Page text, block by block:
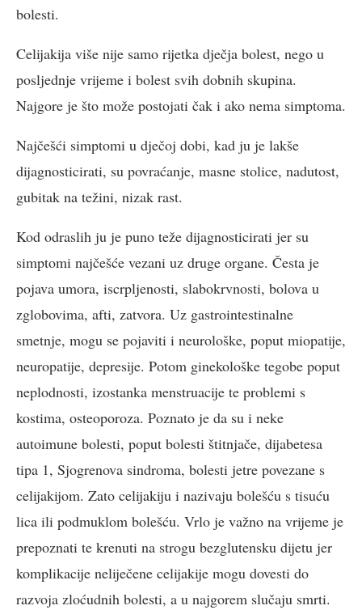
bolesti.
Celijakija više nije samo rijetka dječja bolest, nego u
posljednje vrijeme i bolest svih dobnih skupina.
Najgore je što može postojati čak i ako nema simptoma.
Najčešći simptomi u dječoj dobi, kad ju je lakše
dijagnosticirati, su povraćanje, masne stolice, nadutost,
gubitak na težini, nizak rast.
Kod odraslih ju je puno teže dijagnosticirati jer su
simptomi najčešće vezani uz druge organe. Česta je
pojava umora, iscrpljenosti, slabokrvnosti, bolova u
zglobovima, afti, zatvora. Uz gastrointestinalne
smetnje, mogu se pojaviti i neurološke, poput miopatije,
neuropatije, depresije. Potom ginekološke tegobe poput
neplodnosti, izostanka menstruacije te problemi s
kostima, osteoporoza. Poznato je da su i neke
autoimune bolesti, poput bolesti štitnjače, dijabetesa
tipa 1, Sjogrenova sindroma, bolesti jetre povezane s
celijakijom. Zato celijakiju i nazivaju bolešću s tisuću
lica ili podmuklom bolešću. Vrlo je važno na vrijeme je
prepoznati te krenuti na strogu bezglutensku dijetu jer
komplikacije neliječene celijakije mogu dovesti do
razvoja zloćudnih bolesti, a u najgorem slučaju smrti.